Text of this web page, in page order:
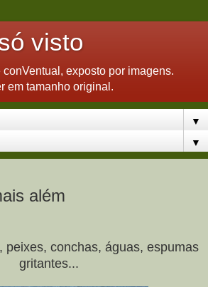
visto
exposto por imagens.
em tamanho original.
▼
▼
além
peixes, conchas, águas, espumas
gritantes...